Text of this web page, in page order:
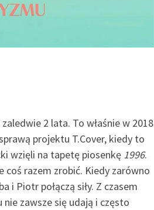
2 lata. To właśnie w 2018
projektu T.Cover, kiedy to
wzięli na tapetę piosenkę 1996.
coś razem zrobić. Kiedy zarówno
i Piotr połączą siły. Z czasem
zawsze się udają i często